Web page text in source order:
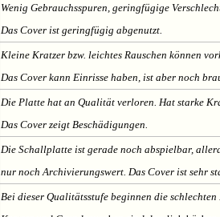
Wenig Gebrauchsspuren, geringfügige
Das Cover ist geringfügig abgenutzt.
Kleine Kratzer bzw. leichtes Rauschen können
Das Cover kann Einrisse haben, ist aber noch
Die Platte hat an Qualität verloren. Hat starke
Das Cover zeigt Beschädigungen.
Die Schallplatte ist gerade noch abspielbar,
nur noch Archivierungswert. Das Cover ist sehr
Bei dieser Qualitätsstufe beginnen die